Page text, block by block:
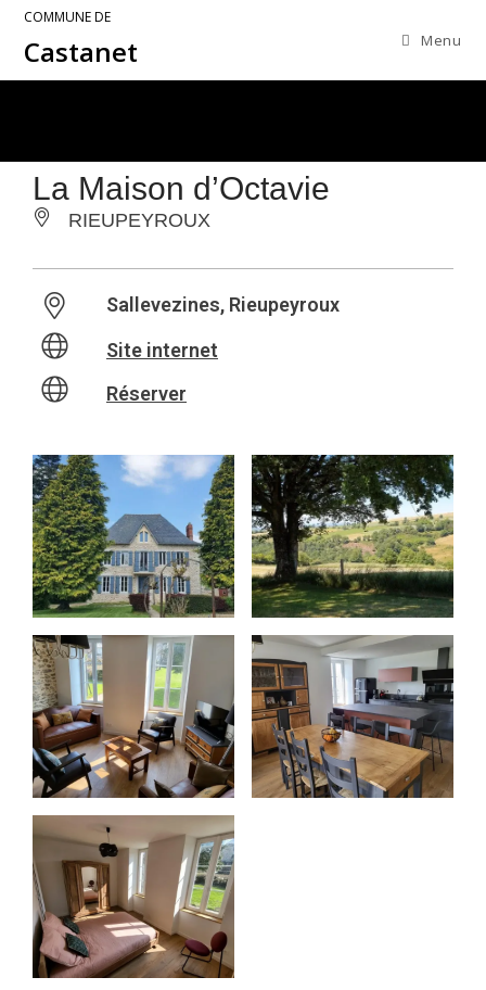
COMMUNE DE
Castanet Menu
La Maison d’Octavie
RIEUPEYROUX
Sallevezines, Rieupeyroux
Site internet
Réserver